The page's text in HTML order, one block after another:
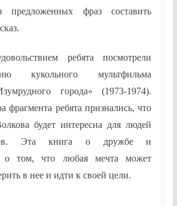
предложенных фраз составить
ребята посмотрели
кукольного мультфильма
города» (1973-1974).
фрагмента ребята признались, что
будет интересна для людей
Эта книга о дружбе и
о том, что любая мечта может
в нее и идти к своей цели.